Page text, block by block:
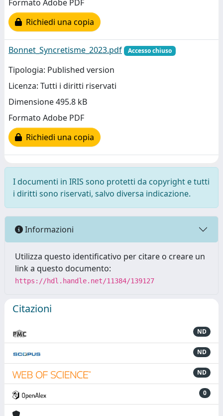
Formato Adobe PDF
Richiedi una copia
Bonnet_Syncretisme_2023.pdf Accesso chiuso
Tipologia: Published version
Licenza: Tutti i diritti riservati
Dimensione 495.8 kB
Formato Adobe PDF
Richiedi una copia
I documenti in IRIS sono protetti da copyright e tutti
i diritti sono riservati, salvo diversa indicazione.
Informazioni
Utilizza questo identificativo per citare o creare un
link a questo documento:
https://hdl.handle.net/11384/139127
Citazioni
ND
ND
ND
0